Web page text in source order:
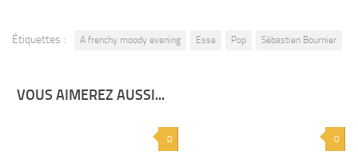
Étiquettes : A frenchy moody evening Esse Pop Sébastien Bournier
VOUS AIMEREZ AUSSI...
0 0